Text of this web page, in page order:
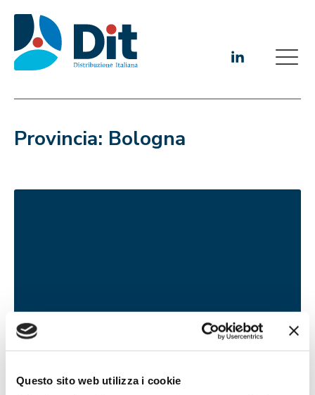
Questo sito web utilizza i cookie
Provincia: Bologna
REALCO
D.IT, Realco supporta i propri affiliati con formazione mirata e